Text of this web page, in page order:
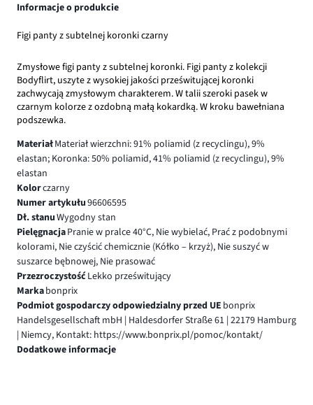
Informacje o produkcie
Figi panty z subtelnej koronki czarny
Zmysłowe figi panty z subtelnej koronki. Figi panty z kolekcji
Bodyflirt, uszyte z wysokiej jakości prześwitującej koronki
zachwycają zmysłowym charakterem. W talii szeroki pasek w
czarnym kolorze z ozdobną małą kokardką. W kroku bawełniana
podszewka.
MateriałMateriał wierzchni: 91% poliamid (z recyclingu), 9%
elastan; Koronka: 50% poliamid, 41% poliamid (z recyclingu), 9%
elastan
Kolorczarny
Numer artykułu96606595
Dł. stanuWygodny stan
PielęgnacjaPranie w pralce 40°C, Nie wybielać, Prać z podobnymi
kolorami, Nie czyścić chemicznie (Kółko – krzyż), Nie suszyć w
suszarce bębnowej, Nie prasować
PrzezroczystośćLekko prześwitujący
Markabonprix
Podmiot gospodarczy odpowiedzialny przed UE bonprix
Handelsgesellschaft mbH | Haldesdorfer Straße 61 | 22179 Hamburg
| Niemcy, Kontakt: https://www.bonprix.pl/pomoc/kontakt/
Dodatkowe informacje